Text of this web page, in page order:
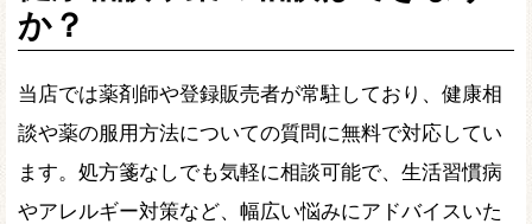
か？
当店では薬剤師や登録販売者が常駐しており、健康相
談や薬の服用方法についての質問に無料で対応してい
ます。処方箋なしでも気軽に相談可能で、生活習慣病
やアレルギー対策など、幅広い悩みにアドバイスいた